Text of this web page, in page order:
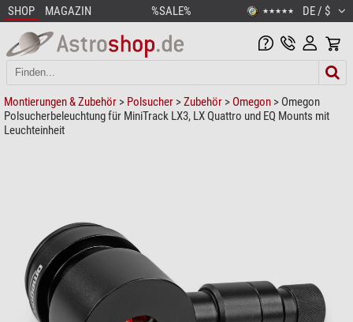
SHOP MAGAZIN %SALE% ★★★★★ DE / $
Montierungen & Zubehör > Polsucher >Zubehör > Omegon > Omegon
Polsucherbeleuchtung für MiniTrack LX3, LX Quattro und EQ Mounts mit
Leuchteinheit